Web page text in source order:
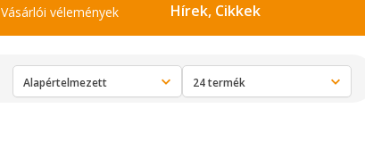
Vásárlói vélemények Hírek, Cikkek